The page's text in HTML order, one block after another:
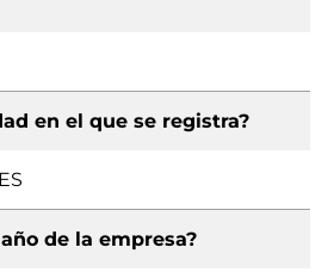
en el que se registra?
de la empresa?